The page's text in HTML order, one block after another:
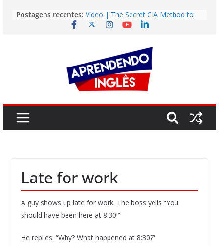
para
Postagens recentes: Vídeo | The Secret CIA Method to
Learn Any Language in 11 Days
Vídeo | Do imaginary friends make
you smarter?
Story | Brasília: The City That Rose
from the Wilderness
Easy English Song | Somewhere
Over the Rainbow (Israel
Late for work
A guy shows up late for work. The boss yells “You
should have been here at 8:30!”
He replies: “Why? What happened at 8:30?”